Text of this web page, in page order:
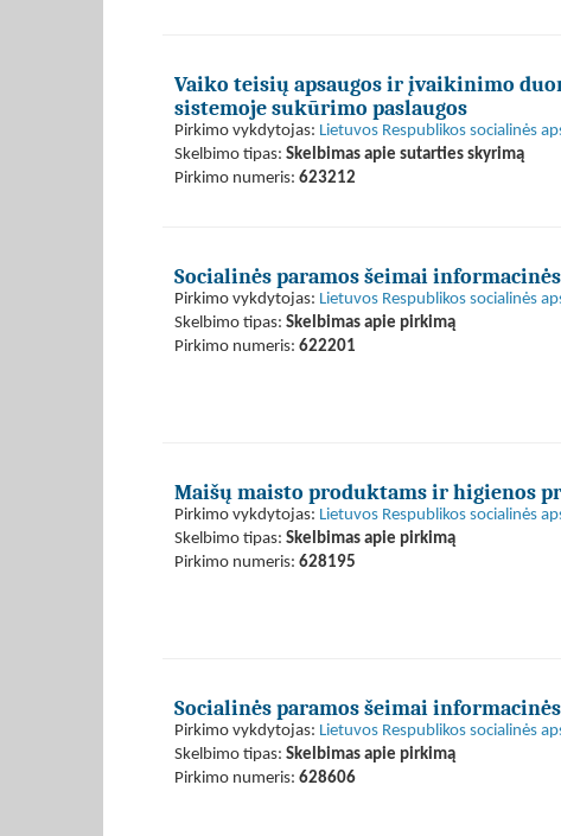
Vaiko teisių apsaugos ir įvaikinimo
sistemoje sukūrimo paslaugos
Pirkimo vykdytojas: Lietuvos Respublikos socialinės
Skelbimo tipas: Skelbimas apie sutarties skyrimą
Pirkimo numeris: 623212
Socialinės paramos šeimai
Pirkimo vykdytojas: Lietuvos Respublikos socialinės
Skelbimo tipas: Skelbimas apie pirkimą
Pirkimo numeris: 622201
Maišų maisto produktams ir higienos
Pirkimo vykdytojas: Lietuvos Respublikos socialinės
Skelbimo tipas: Skelbimas apie pirkimą
Pirkimo numeris: 628195
Socialinės paramos šeimai
Pirkimo vykdytojas: Lietuvos Respublikos socialinės
Skelbimo tipas: Skelbimas apie pirkimą
Pirkimo numeris: 628606